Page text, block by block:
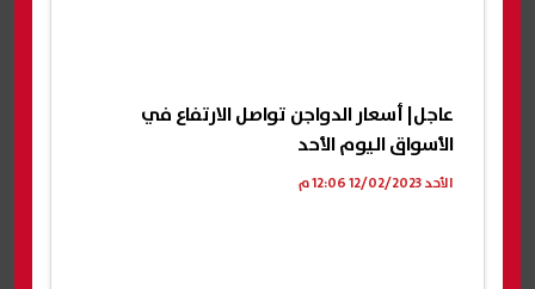
عاجل| أسعار الدواجن تواصل الارتفاع في
الأسواق اليوم الأحد
الأحد 12/02/2023 12:06 م